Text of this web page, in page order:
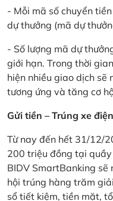
- Mỗi mã số chuyển
dự thưởng (mã dự
- Số lượng mã dự
giới hạn. Trong thời
hiện nhiều giao dịch sẽ
tương ứng và tăng cơ
Gửi tiền – Trúng xe điện
Từ nay đến hết 31/12/
200 triệu đồng tại
BIDV SmartBanking sẽ
hội trúng hàng trăm
sổ tiết kiệm, tiền mặt,